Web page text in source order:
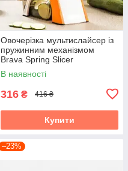
Овочерізка мультислайсер із
пружинним механізмом
Brava Spring Slicer
В наявності
316 ₴ 416 ₴
Купити
–23%